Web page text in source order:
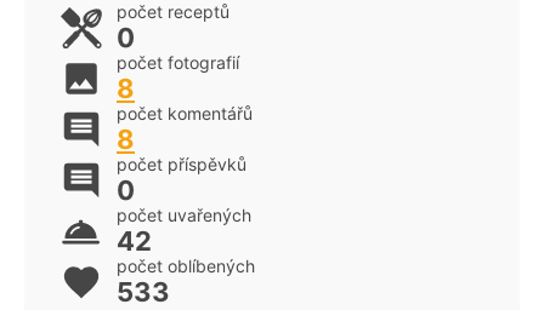
počet receptů
0
počet fotografií
8
počet komentářů
8
počet příspěvků
0
počet uvařených
42
počet oblíbených
533